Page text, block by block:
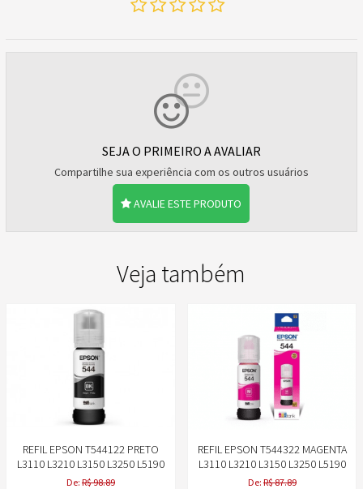
SEJA O PRIMEIRO A AVALIAR
Compartilhe sua experiência com os outros usuários
AVALIE ESTE PRODUTO
Veja também
REFIL EPSON T544122 PRETO
L3110 L3210 L3150 L3250 L5190
ORIGINAL
De: R$ 98.89
REFIL EPSON T544322 MAGENTA
L3110 L3210 L3150 L3250 L5190
ORIGINAL
De: R$ 87.89